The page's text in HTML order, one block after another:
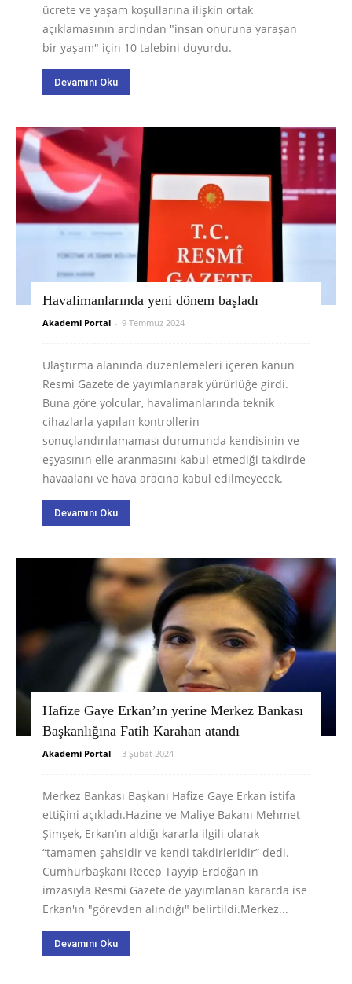
ücrete ve yaşam koşullarına ilişkin ortak
açıklamasının ardından "insan onuruna yaraşan
bir yaşam" için 10 talebini duyurdu.
Devamını Oku
Havalimanlarında yeni dönem başladı
Akademi Portal - 9 Temmuz 2024
Ulaştırma alanında düzenlemeleri içeren kanun
Resmi Gazete'de yayımlanarak yürürlüğe girdi.
Buna göre yolcular, havalimanlarında teknik
cihazlarla yapılan kontrollerin
sonuçlandırılamaması durumunda kendisinin ve
eşyasının elle aranmasını kabul etmediği takdirde
havaalanı ve hava aracına kabul edilmeyecek.
Devamını Oku
Hafize Gaye Erkan’ın yerine Merkez Bankası
Başkanlığına Fatih Karahan atandı
Akademi Portal - 3 Şubat 2024
Merkez Bankası Başkanı Hafize Gaye Erkan istifa
ettiğini açıkladı.Hazine ve Maliye Bakanı Mehmet
Şimşek, Erkan’ın aldığı kararla ilgili olarak
“tamamen şahsidir ve kendi takdirleridir” dedi.
Cumhurbaşkanı Recep Tayyip Erdoğan'ın
imzasıyla Resmi Gazete'de yayımlanan kararda ise
Erkan'ın "görevden alındığı" belirtildi.Merkez...
Devamını Oku